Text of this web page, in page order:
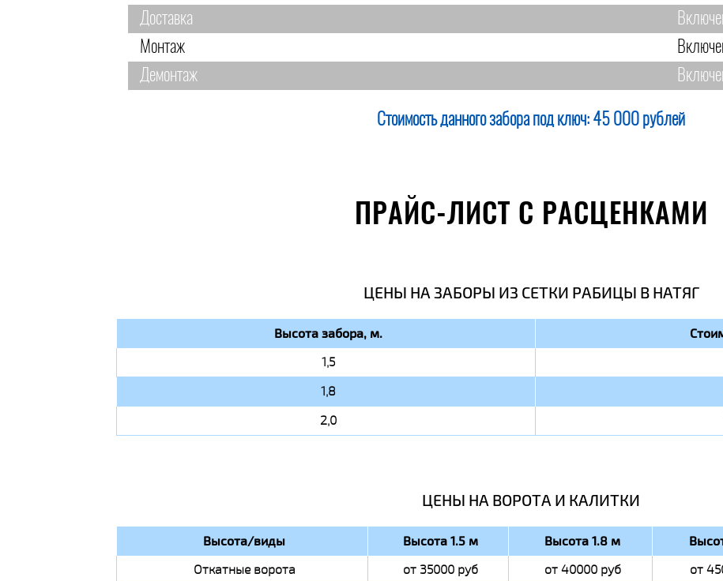
Доставка
Монтаж
Демонтаж
Стоимость данного забора под ключ: 45 000 рублей
ПРАЙС-ЛИСТ С РАСЦЕНКАМИ
ЦЕНЫ НА ЗАБОРЫ ИЗ СЕТКИ РАБИЦЫ В НАТЯГ
Высота забора, м.
1,5
1,8
2,0
ЦЕНЫ НА ВОРОТА И КАЛИТКИ
Высота/виды Высота 1.5 м Высота 1.8 м
Откатные ворота от 35000 руб от 40000 руб от